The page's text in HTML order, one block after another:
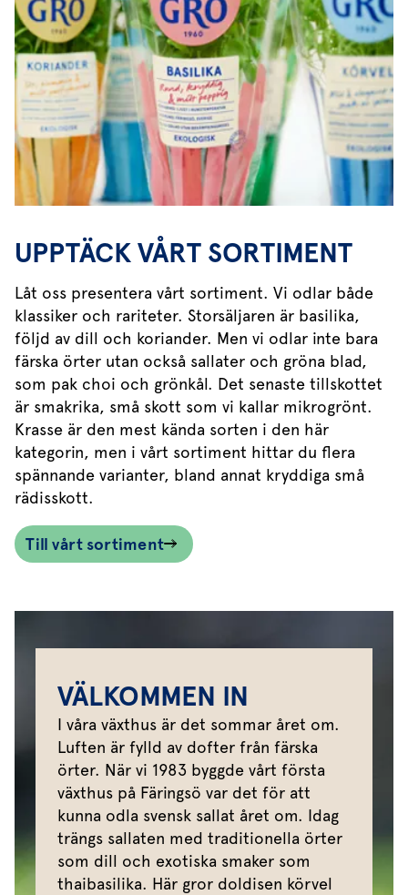
UPPTÄCK VÅRT SORTIMENT
Låt oss presentera vårt sortiment. Vi odlar både
klassiker och rariteter. Storsäljaren är basilika,
följd av dill och koriander. Men vi odlar inte bara
färska örter utan också sallater och gröna blad,
som pak choi och grönkål. Det senaste tillskottet
är smakrika, små skott som vi kallar mikrogrönt.
Krasse är den mest kända sorten i den här
kategorin, men i vårt sortiment hittar du flera
spännande varianter, bland annat kryddiga små
rädisskott.
Till vårt sortiment
VÄLKOMMEN IN
I våra växthus är det sommar året om.
Luften är fylld av dofter från färska
örter. När vi 1983 byggde vårt första
växthus på Färingsö var det för att
kunna odla svensk sallat året om. Idag
trängs sallaten med traditionella örter
som dill och exotiska smaker som
thaibasilika. Här gror doldisen körvel